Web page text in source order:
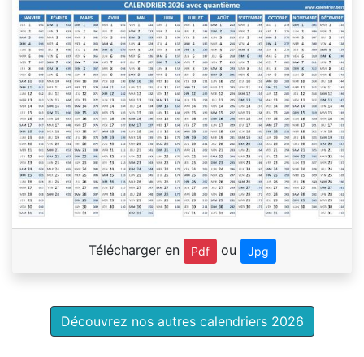
Télécharger en Pdf ou Jpg
Découvrez nos autres calendriers 2026